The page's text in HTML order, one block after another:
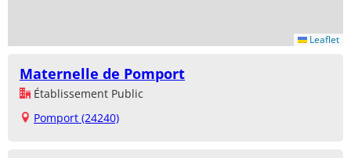
Leaflet
Maternelle de Pomport
Établissement Public
Pomport (24240)